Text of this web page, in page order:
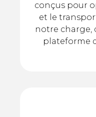
conçus pour
et le
notre charge,
plateforme